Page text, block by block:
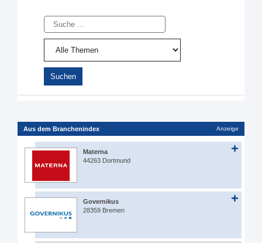
Suche
Aus dem Branchenindex Anzeige
Materna
44263 Dortmund
Governikus
28359 Bremen